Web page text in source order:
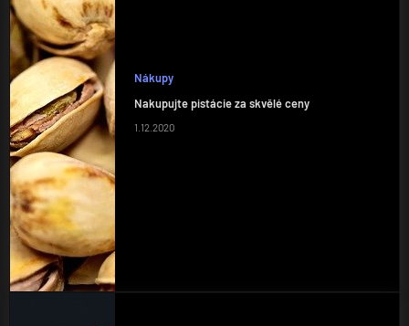
Nákupy
Nakupujte pistácie za skvělé ceny
1.12.2020